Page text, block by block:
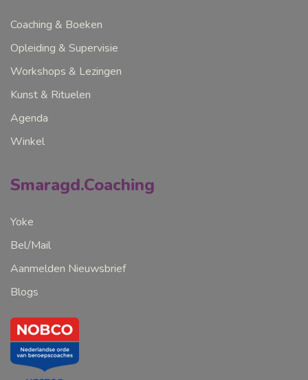
Coaching & Boeken
Opleiding & Supervisie
Workshops & Lezingen
Kunst & Rituelen
Agenda
Winkel
Smaragd.Coaching
Yoke
Bel/Mail
Aanmelden Nieuwsbrief
Blogs